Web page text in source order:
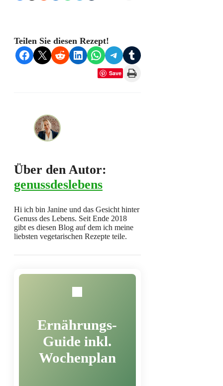
Teilen Sie diesen Rezept!
Share on Facebook
Share on X Share on RedditShare on LinkedIn
Share on WhatsApp
Share on Telegram
Share on Tumblr
Save Print this Page
Über den Autor:
genussdeslebens
Hi ich bin Janine und das Gesicht hinter
Genuss des Lebens. Seit Ende 2018
gibt es diesen Blog auf dem ich meine
liebsten vegetarischen Rezepte teile.
Ernährungs-
Guide inkl.
Wochenplan